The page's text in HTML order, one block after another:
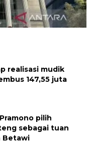
perihal isbat
realisasi mudik
147,55 juta
pilih
sebagai tuan
Betawi